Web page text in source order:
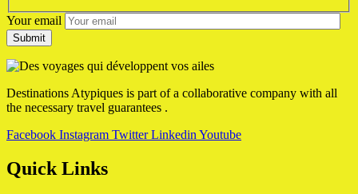
Your email
Destinations Atypiques is part of a collaborative company with all
the necessary travel guarantees .
Facebook Instagram Twitter Linkedin Youtube
Quick Links